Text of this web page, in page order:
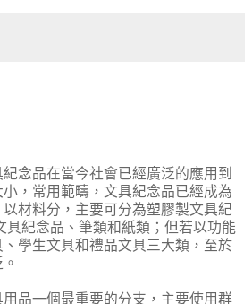
念品在當今社會已經廣泛的應用到
，常用範疇，文具紀念品已經成為
材料分，主要可分為塑膠製文具紀
具紀念品、筆類和紙類；但若以功能
學生文具和禮品文具三大類，至於
用品一個最重要的分支，主要使用群